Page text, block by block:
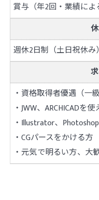
賞与（年2回・業績によ
週休2日制（土日祝休み）
・資格取得者優遇（一
・JWW、ARCHICADを
・Illustrator、
・CGパースをかける方
・元気で明るい方、大